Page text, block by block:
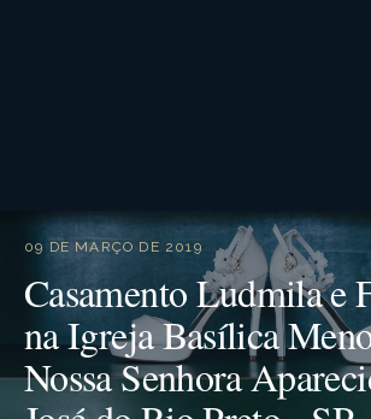
09 DE MARÇO DE 2019
Casamento Ludmila e
na Igreja Basílica
Nossa Senhora